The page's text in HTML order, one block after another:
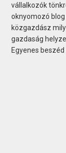
vállalkozók
oknyomozó
közgazdász
gazdaság
Egyenes